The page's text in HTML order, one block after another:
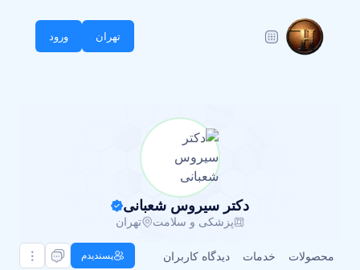
تهران ورود
دکتر سیروس شعبانی
پزشکی و سلامت تهران
محصولات خدمات دیدگاه کاربران پسندیدم